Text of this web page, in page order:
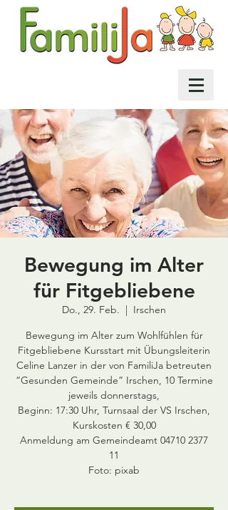
Bewegung im Alter
für Fitgebliebene
Do., 29. Feb.
  |
Irschen
Bewegung im Alter zum Wohlfühlen für
Fitgebliebene Kursstart mit Übungsleiterin
Celine Lanzer in der von FamiliJa betreuten
“Gesunden Gemeinde” Irschen, 10 Termine
jeweils donnerstags,
Beginn: 17:30 Uhr, Turnsaal der VS Irschen,
Kurskosten € 30,00
Anmeldung am Gemeindeamt 04710 2377
11
Foto: pixab